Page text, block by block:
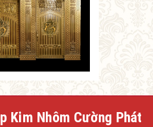
Kim Nhôm Cường Phát